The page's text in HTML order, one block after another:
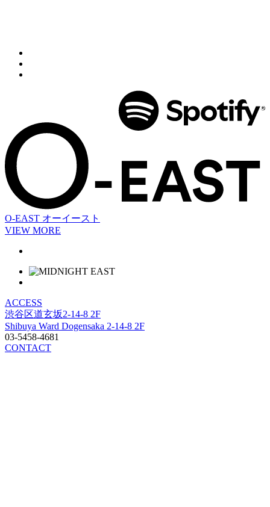
O-EAST オーイースト
VIEW MORE
ACCESS
渋谷区道玄坂2-14-8 2F
Shibuya Ward Dogensaka 2-14-8 2F
03-5458-4681
CONTACT